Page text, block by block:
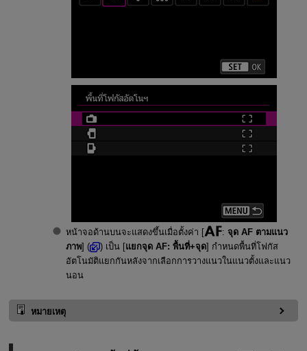
หน้าจอด้านบนจะแสดงขึ้นเมื่อตั้งค่า [ : จุด AF ตามแนว
ภาพ] ( ) เป็น [แยกจุด AF: พื้นที่+จุด] กำหนดพื้นที่โฟกัส
อัตโนมัติแยกกันหลังจากเลือกการวางแนวในแนวตั้งและแนว
นอน
หมายเหตุ